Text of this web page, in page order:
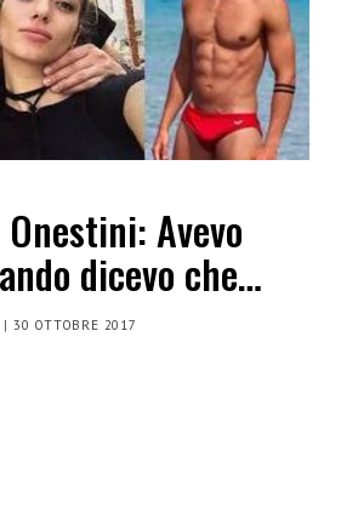
Avevo
dicevo che…
| 30 OTTOBRE 2017